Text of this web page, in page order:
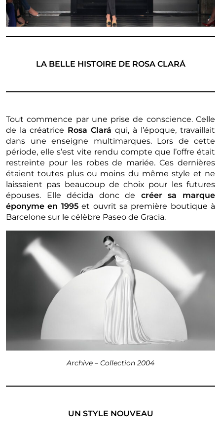
LA BELLE HISTOIRE DE ROSA CLARÁ
Tout commence par une prise de conscience. Celle
de la créatrice Rosa Clará qui, à l’époque, travaillait
dans une enseigne multimarques. Lors de cette
période, elle s’est vite rendu compte que l’offre était
restreinte pour les robes de mariée. Ces dernières
étaient toutes plus ou moins du même style et ne
laissaient pas beaucoup de choix pour les futures
épouses. Elle décida donc de créer sa marque
éponyme en 1995et ouvrit sa première boutique à
Barcelone sur le célèbre Paseo de Gracia.
Archive – Collection 2004
UN STYLE NOUVEAU